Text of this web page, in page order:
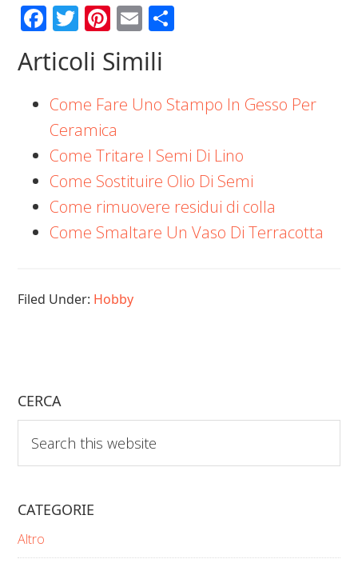
Facebook
Twitter
Pinterest
Email
Articoli Simili
Come Fare Uno Stampo In Gesso Per
Ceramica
Come Tritare I Semi Di Lino
Come Sostituire Olio Di Semi
Come rimuovere residui di colla
Come Smaltare Un Vaso Di Terracotta
Filed Under: Hobby
CERCA
this
website
CATEGORIE
Altro